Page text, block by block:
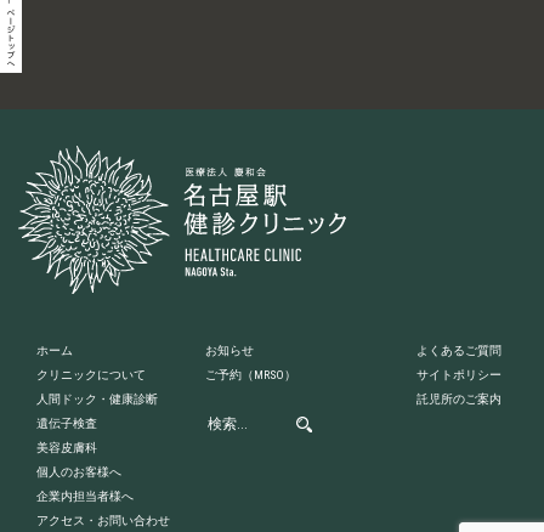
ホーム
クリニックについて
人間ドック・健康診断
遺伝子検査
美容皮膚科
個人のお客様へ
企業内担当者様へ
アクセス・お問い合わせ
お知らせ
ご予約 （MRSO）
よくあるご質問
サイトポリシー
託児所のご案内